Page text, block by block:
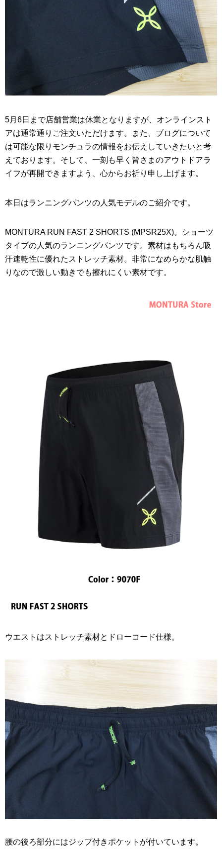
5月6日まで店舗営業は休業となりますが、オンラインスト
アは通常通りご注文いただけます。また、ブログについて
は可能な限りモンチュラの情報をお伝えしていきたいと考
えております。そして、一刻も早く皆さまのアウトドアラ
イフが再開できますよう、心からお祈り申し上げます。
本日はランニングパンツの人気モデルのご紹介です。
MONTURA RUN FAST 2 SHORTS (MPSR25X)。ショーツ
タイプの人気のランニングパンツです。素材はもちろん吸
汗速乾性に優れたストレッチ素材。非常になめらかな肌触
りなので激しい動きでも擦れにくい素材です。
ウエストはストレッチ素材とドローコード仕様。
腰の後ろ部分にはジップ付きポケットが付いています。